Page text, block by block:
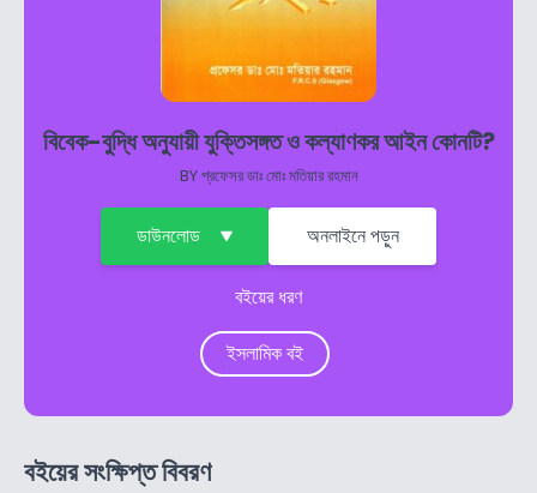
বিবেক-বুদ্ধি অনুযায়ী যুক্তিসঙ্গত ও কল্যাণকর আইন কোনটি?
BYপ্রফেসর ডাঃ মোঃ মতিয়ার রহমান
ডাউনলোড অনলাইনে পড়ুন
বইয়ের ধরণ
ইসলামিক বই
বইয়ের সংক্ষিপ্ত বিবরণ